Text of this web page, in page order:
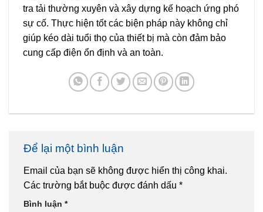
tra tải thường xuyên và xây dựng kế hoạch ứng phó
sự cố. Thực hiện tốt các biện pháp này không chỉ
giúp kéo dài tuổi thọ của thiết bị mà còn đảm bảo
cung cấp điện ổn định và an toàn.
Để lại một bình luận
Email của bạn sẽ không được hiển thị công khai.
Các trường bắt buộc được đánh dấu *
Bình luận *